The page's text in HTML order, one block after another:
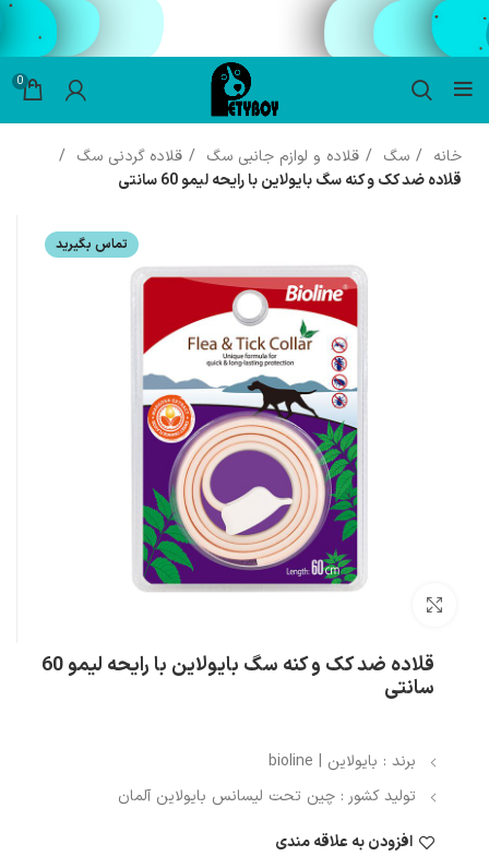
0
خانه سگ قلاده و لوازم جانبی سگ
قلاده گردنی سگ
قلاده ضد کک و کنه سگ بایولاین با رایحه لیمو 60 سانتی
تماس بگیرید
قلاده ضد کک و کنه سگ بایولاین با رایحه لیمو 60
سانتی
برند : بایولاین | bioline
تولید کشور : چین تحت لیسانس بایولاین آلمان
افزودن به علاقه مندی